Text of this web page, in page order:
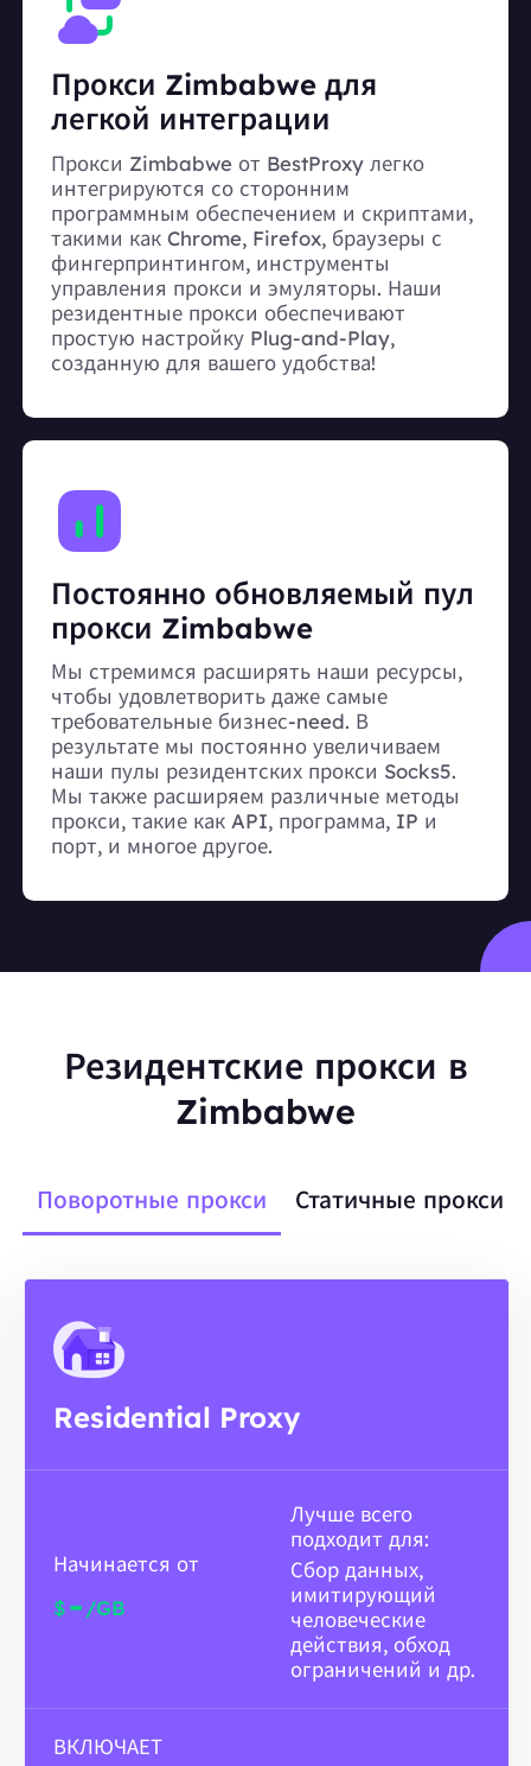
Прокси Zimbabwe для
легкой интеграции
Прокси Zimbabwe от BestProxy легко
интегрируются со сторонним
программным обеспечением и скриптами,
такими как Chrome, Firefox, браузеры с
фингерпринтингом, инструменты
управления прокси и эмуляторы. Наши
резидентные прокси обеспечивают
простую настройку Plug-and-Play,
созданную для вашего удобства!
Постоянно обновляемый пул
прокси Zimbabwe
Мы стремимся расширять наши ресурсы,
чтобы удовлетворить даже самые
требовательные бизнес-need. В
результате мы постоянно увеличиваем
наши пулы резидентских прокси Socks5.
Мы также расширяем различные методы
прокси, такие как API, программа, IP и
порт, и многое другое.
Резидентские прокси в
Zimbabwe
Поворотные прокси Статичные прокси
Residential Proxy
Начинается от
$- /GB
Лучше всего
подходит для:
Сбор данных,
имитирующий
человеческие
действия, обход
ограничений и др.
ВКЛЮЧАЕТ